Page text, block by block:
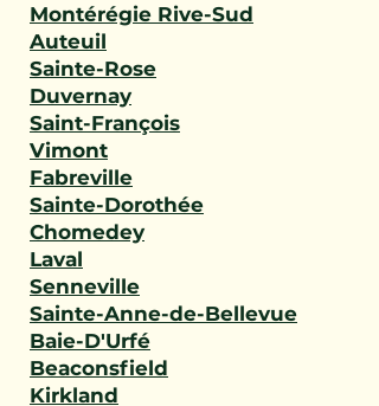
Montérégie Rive-Sud
Auteuil
Sainte-Rose
Duvernay
Saint-François
Vimont
Fabreville
Sainte-Dorothée
Chomedey
Laval
Senneville
Sainte-Anne-de-Bellevue
Baie-D'Urfé
Beaconsfield
Kirkland